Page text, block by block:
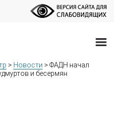
> Новости > ФАДН начал
и бесермян